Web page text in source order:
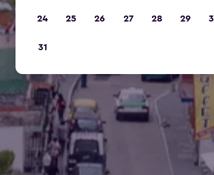
24 25 26 27 28 29
31